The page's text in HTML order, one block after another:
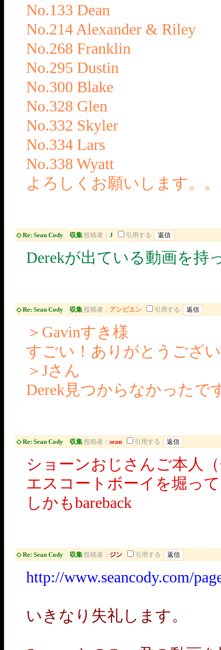
No.133 Dean
No.214 Alexander & Riley
No.268 Franklin
No.295 Dustin
No.300 Blake
No.328 Glen
No.332 Skyler
No.334 Lars
No.338 Wyatt
よろしくお願いします。。
◇ Re: Sean Cody 収集 投稿者： J 引用する
Derekが出ている動画を持
◇ Re: Sean Cody 収集 投稿者： アンビエン 引用する
＞Gavinすき様
すごい！ありがとうござ
＞Jさん
Derek見つからなかったで
◇ Re: Sean Cody 収集 投稿者： sean 引用する
ショーンおじさんご本人
エスコートボーイを堀っ
しかもbareback
◇ Re: Sean Cody 収集 投稿者： ジン 引用する
http://www.seancody.com/
いきなり失礼します。